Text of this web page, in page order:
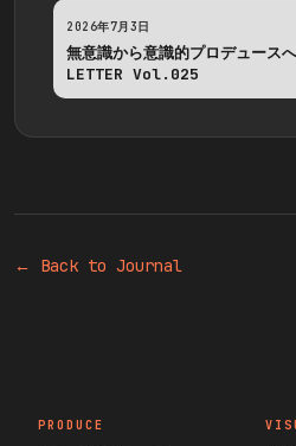
2026年7月3日
無意識から意識的プロデュー
LETTER Vol.025
← Back to Journal
PRODUCE